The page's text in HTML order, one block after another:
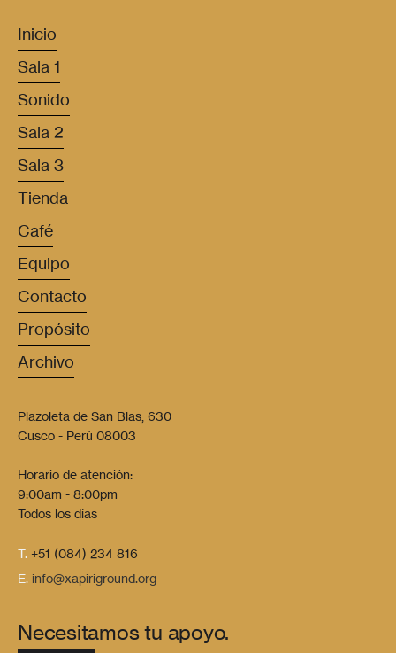
Inicio
Sala 1
Sonido
Sala 2
Sala 3
Tienda
Café
Equipo
Contacto
Propósito
Archivo
Plazoleta de San Blas, 630
Cusco - Perú 08003
Horario de atención:
9:00am - 8:00pm
Todos los días
T. +51 (084) 234 816
E. info@xapiriground.org
Necesitamos tu apoyo.